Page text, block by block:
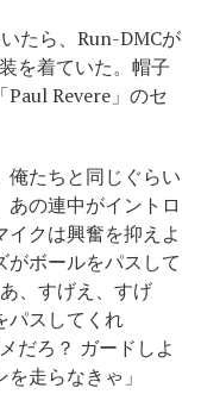
たら、Run-DMCが
を着ていた。帽子
Revere」のセ
俺たちと同じぐらい
の連中がイントロ
クは興奮を抑えよ
がボールをパスして
、すげえ、すげ
パスしてくれ
だろ？ ガードしよ
走らなきゃ」